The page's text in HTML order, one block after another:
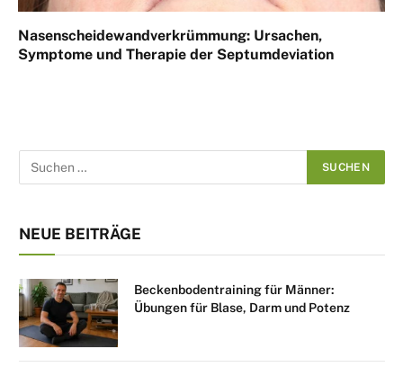
Nasenscheidewandverkrümmung: Ursachen,
Symptome und Therapie der Septumdeviation
NEUE BEITRÄGE
Beckenbodentraining für Männer:
Übungen für Blase, Darm und Potenz